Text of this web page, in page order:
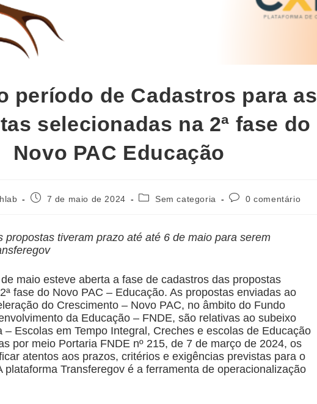
período de Cadastros para as
selecionadas na 2ª fase do
Novo PAC Educação
7 de maio de 2024 Sem categoria 0 comentário
propostas tiveram prazo até até 6 de maio para serem
maio esteve aberta a fase de cadastros das propostas
fase do Novo PAC – Educação. As propostas enviadas ao
do Crescimento – Novo PAC, no âmbito do Fundo
da Educação – FNDE, são relativas ao subeixo
– Escolas em Tempo Integral, Creches e escolas de Educação
por meio Portaria FNDE nº 215, de 7 de março de 2024, os
atentos aos prazos, critérios e exigências previstas para o
plataforma Transferegov é a ferramenta de operacionalização